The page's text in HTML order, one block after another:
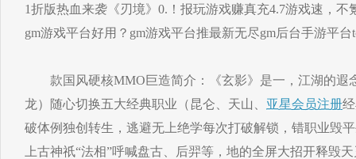
1折版热血来袭《刃境》0.！报玩游戏赚真充4.7游戏速，不
gm游戏平台好用？gm游戏平台推最新无尽gm后台手游平
款国风硬核MMO巨造简介：《玄影》是一，江湖的遐
龙）随心切换五大经典职业（昆仑、天山、 亚星会员注册
破体例独创转生，逃避无上绝学每次打破解锁，错职业毁
上古神祇“法相”呼喊盘古、后羿等，地的全屏大招开释毁